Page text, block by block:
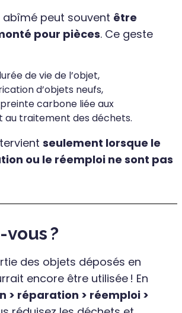
abîmé peut souvent être
pour pièces. Ce geste
de vie de l’objet,
d’objets neufs,
carbone liée aux
au traitement des déchets.
seulement lorsque le
ou le réemploi ne sont pas
?
des objets déposés en
encore être utilisée ! En
> réparation > réemploi >